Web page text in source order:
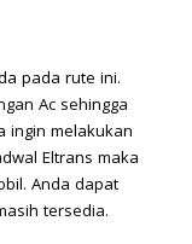
pada rute ini.
Ac sehingga
ingin melakukan
Eltrans maka
Anda dapat
tersedia.